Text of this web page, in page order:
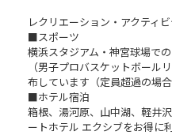
レクリエーション・アクティビ
■スポーツ
横浜スタジアム・神宮球場で
（男子プロバスケットボール
布しています（定員超過の場合
■ホテル宿泊
箱根、湯河原、山中湖、軽井
ートホテル エクシブをお得に